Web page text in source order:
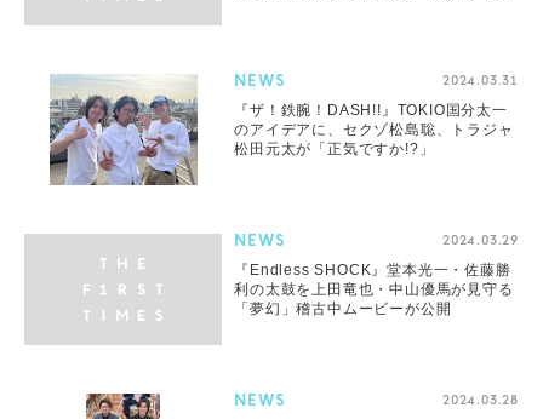
NEWS 2024.03.31
『ザ！鉄腕！DASH!!』TOKIO国分太一
のアイデアに、セクゾ松島聡、トラジャ
松田元太が「正気ですか!?」
NEWS 2024.03.29
『Endless SHOCK』堂本光一・佐藤勝
利の太鼓を上田竜也・中山優馬が見守る
「夢幻」稽古中ムービーが公開
NEWS 2024.03.28